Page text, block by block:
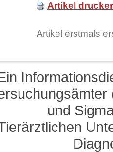
Artikel
Artikel erstmals
und